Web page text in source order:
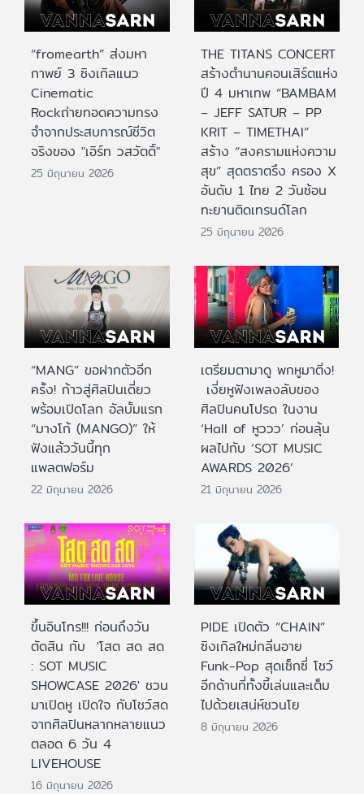
“fromearth” ส่งมหา
กาพย์ 3 ซิงเกิลแนว
Cinematic
Rockถ่ายทอดความทรง
จำจากประสบการณ์ชีวิต
จริงของ "เอิร์ท วสวัตติ์"
25 มิถุนายน 2026
THE TITANS CONCERT
สร้างตำนานคอนเสิร์ตแห่ง
ปี 4 มหาเทพ “BAMBAM
– JEFF SATUR – PP
KRIT – TIMETHAI”
สร้าง “สงครามแห่งความ
สุข” สุดตราตรึง ครอง X
อันดับ 1 ไทย 2 วันซ้อน
ทะยานติดเทรนด์โลก
25 มิถุนายน 2026
“MANG” ขอฝากตัวอีก
ครั้ง! ก้าวสู่ศิลปินเดี่ยว
พร้อมเปิดโลก อัลบั้มแรก
“มางโก้ (MANGO)” ให้
ฟังแล้ววันนี้ทุก
แพลตฟอร์ม
22 มิถุนายน 2026
เตรียมตามาดู พกหูมาติ่ง!
เงี่ยหูฟังเพลงลับของ
ศิลปินคนโปรด ในงาน
‘Hall of หูววว’ ก่อนลุ้น
ผลไปกับ ‘SOT MUSIC
AWARDS 2026’
21 มิถุนายน 2026
ขึ้นอินโทร!!! ก่อนถึงวัน
ตัดสิน กับ 'โสต สด สด
: SOT MUSIC
SHOWCASE 2026' ชวน
มาเปิดหู เปิดใจ กับโชว์สด
จากศิลปินหลากหลายแนว
ตลอด 6 วัน 4
LIVEHOUSE
16 มิถุนายน 2026
PIDE เปิดตัว “CHAIN”
ซิงเกิลใหม่กลิ่นอาย
Funk-Pop สุดเซ็กซี่ โชว์
อีกด้านที่ทั้งขี้เล่นและเต็ม
ไปด้วยเสน่ห์ชวนโย
8 มิถุนายน 2026